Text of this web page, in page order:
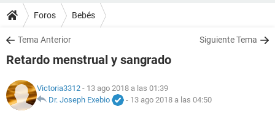
FOROS
SALUD
NUTRICIÓN
Foros Bebés
Tema Anterior Siguiente Tema
Retardo menstrual y sangrado
Victoria3312 - 13 ago 2018 a las 01:39
Dr. Joseph Exebio
- 13 ago 2018 a las 04:50